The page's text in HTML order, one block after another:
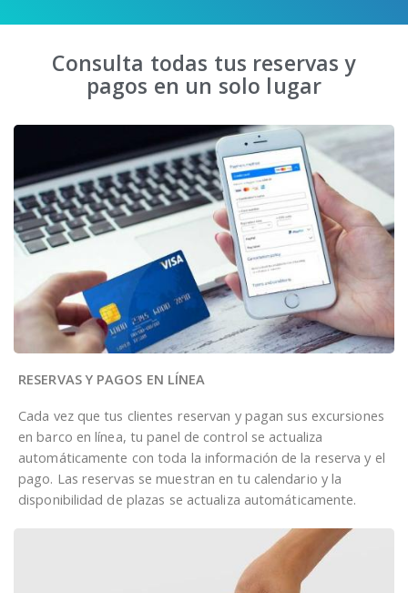
Consulta todas tus reservas y
pagos en un solo lugar
RESERVAS Y PAGOS EN LÍNEA
Cada vez que tus clientes reservan y pagan sus excursiones
en barco en línea, tu panel de control se actualiza
automáticamente con toda la información de la reserva y el
pago. Las reservas se muestran en tu calendario y la
disponibilidad de plazas se actualiza automáticamente.